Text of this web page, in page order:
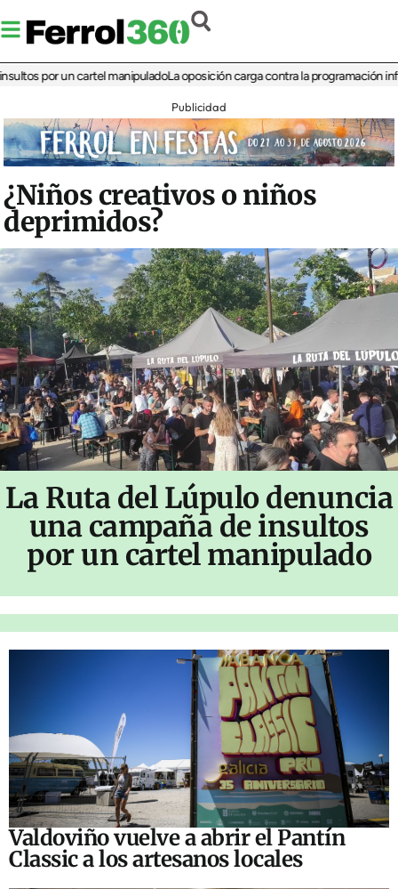
por un cartel manipuladoLa oposición carga contra la programación infantil
Publicidad
¿Niños creativos o niños
deprimidos?
La Ruta del Lúpulo denuncia
una campaña de insultos
por un cartel manipulado
Valdoviño vuelve a abrir el Pantín
Classic a los artesanos locales